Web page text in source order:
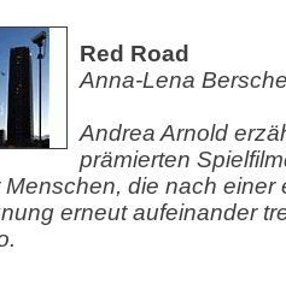
Red Road
Anna-Lena
Andrea Arnold
prämierten
Menschen, die nach einer
erneut aufeinander